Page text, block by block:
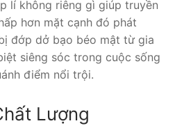
lí không riêng gì giúp truyền
hơn mặt cạnh đó phát
đớp dở bạo béo mật từ gia
siêng sóc trong cuộc sống
điểm nổi trội.
Lượng